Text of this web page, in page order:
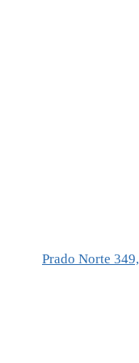
Prado Norte